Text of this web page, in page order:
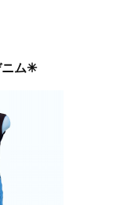
ム✳︎